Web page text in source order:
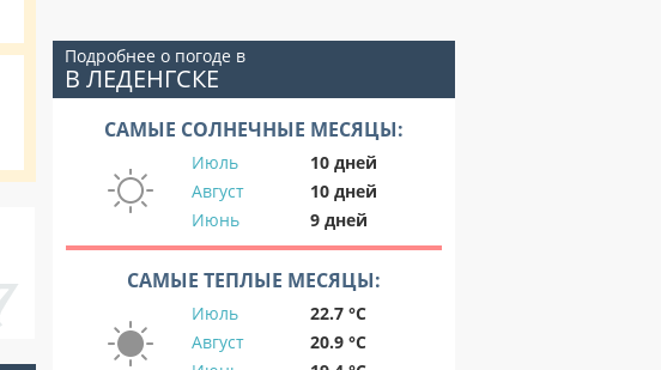
Подробнее о погоде в
В ЛЕДЕНГСКЕ
САМЫЕ СОЛНЕЧНЫЕ МЕСЯЦЫ:
Июль
10 дней
Август
10 дней
Июнь
9 дней
САМЫЕ ТЕПЛЫЕ МЕСЯЦЫ:
Июль
22.7 °C
Август
20.9 °C